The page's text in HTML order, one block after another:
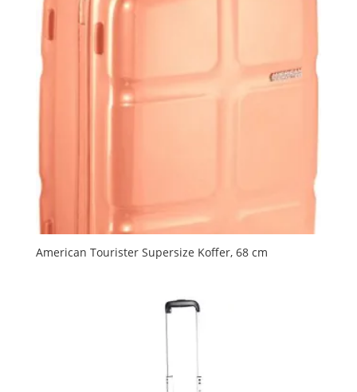
American Tourister Supersize Koffer, 68 cm